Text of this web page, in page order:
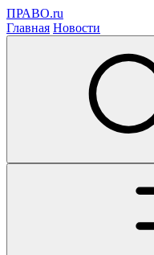
ПРАВО.ru
Главная Новости